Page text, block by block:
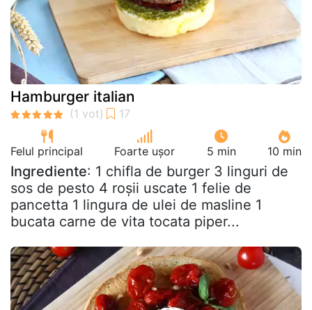
Hamburger italian
Felul principal Foarte ușor 5 min 10 min
Ingrediente: 1 chifla de burger 3 linguri de
sos de pesto 4 roșii uscate 1 felie de
pancetta 1 lingura de ulei de masline 1
bucata carne de vita tocata piper...